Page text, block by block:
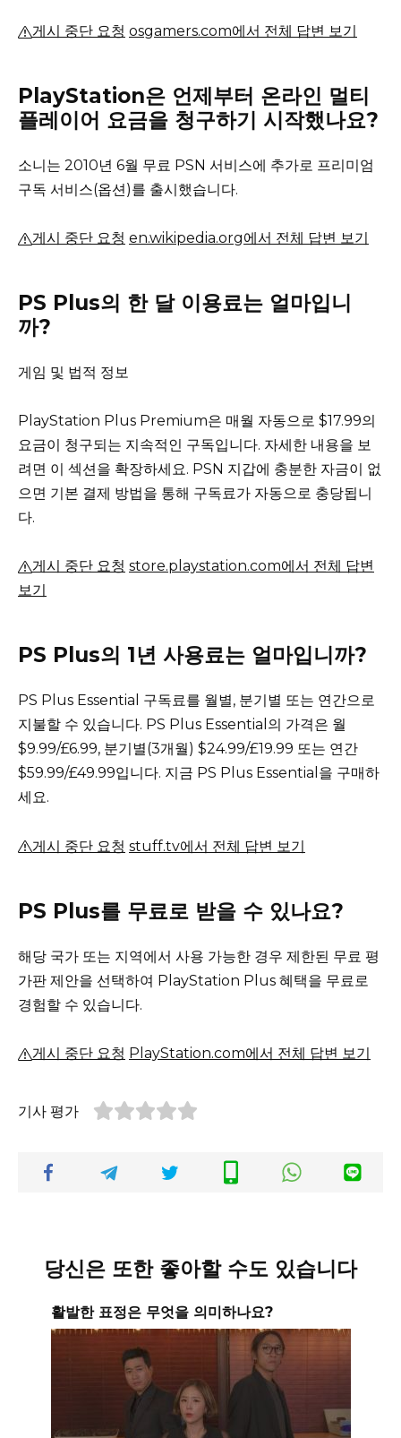
게시 중단 요청 osgamers.com에서 전체 답변 보기
PlayStation은 언제부터 온라인 멀티
플레이어 요금을 청구하기 시작했나요?
소니는 2010년 6월 무료 PSN 서비스에 추가로 프리미엄
구독 서비스(옵션)를 출시했습니다.
게시 중단 요청 en.wikipedia.org에서 전체 답변 보기
PS Plus의 한 달 이용료는 얼마입니
까?
게임 및 법적 정보
PlayStation Plus Premium은 매월 자동으로 $17.99의
요금이 청구되는 지속적인 구독입니다. 자세한 내용을 보
려면 이 섹션을 확장하세요. PSN 지갑에 충분한 자금이 없
으면 기본 결제 방법을 통해 구독료가 자동으로 충당됩니
다.
게시 중단 요청 store.playstation.com에서 전체 답변
보기
PS Plus의 1년 사용료는 얼마입니까?
PS Plus Essential 구독료를 월별, 분기별 또는 연간으로
지불할 수 있습니다. PS Plus Essential의 가격은 월
$9.99/£6.99, 분기별(3개월) $24.99/£19.99 또는 연간
$59.99/£49.99입니다. 지금 PS Plus Essential을 구매하
세요.
게시 중단 요청 stuff.tv에서 전체 답변 보기
PS Plus를 무료로 받을 수 있나요?
해당 국가 또는 지역에서 사용 가능한 경우 제한된 무료 평
가판 제안을 선택하여 PlayStation Plus 혜택을 무료로
경험할 수 있습니다.
게시 중단 요청 PlayStation.com에서 전체 답변 보기
기사 평가
당신은 또한 좋아할 수도 있습니다
활발한 표정은 무엇을 의미하나요?